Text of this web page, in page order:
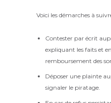
Voici les démarches à
Contester par écrit
expliquant les faits et
remboursement des
Déposer une plainte
signaler le piratage.